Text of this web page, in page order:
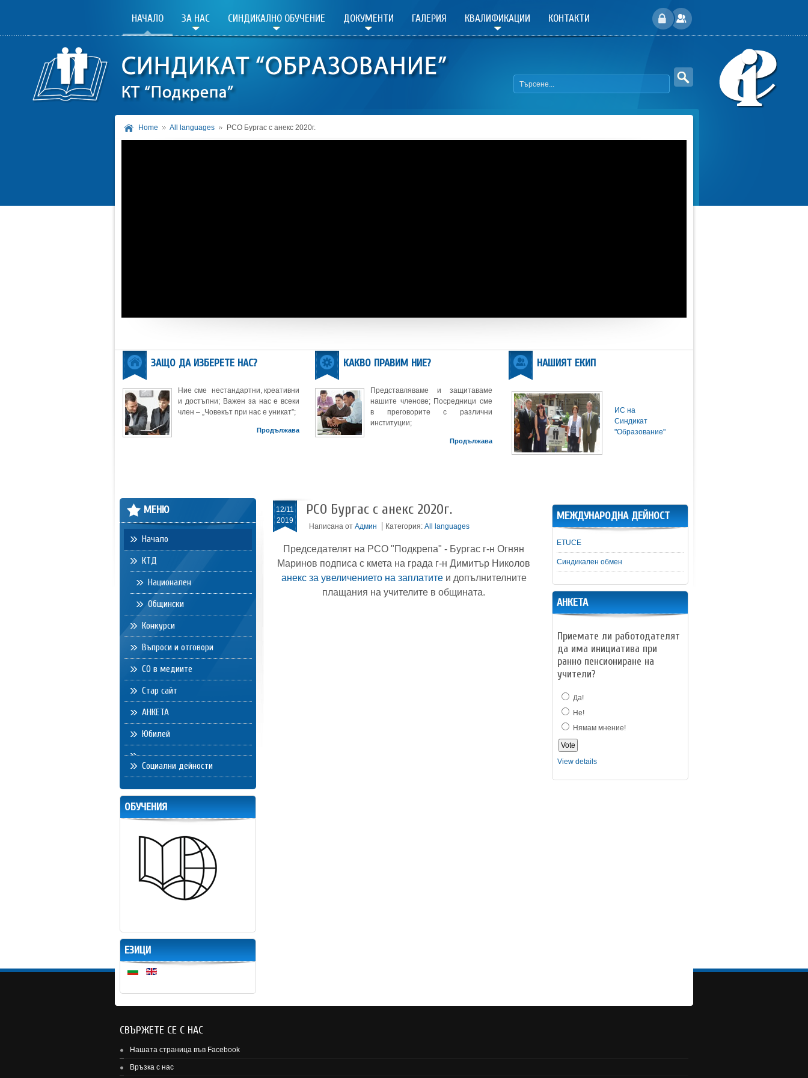
НАЧАЛО ЗА НАС СИНДИКАЛНО ОБУЧЕНИЕ ДОКУМЕНТИ ГАЛЕРИЯ КВАЛИФИКАЦИИ КОНТАКТИ
Home All languages РСО Бургас с анекс 2020г.
ЗАЩО ДА ИЗБЕРЕТЕ НАС?
Ние сме нестандартни, креативни
и достъпни; Важен за нас е всеки
член – „Човекът при нас е уникат”;
Продължава
КАКВО ПРАВИМ НИЕ?
Представляваме и защитаваме
нашите членове; Посредници сме
в преговорите с различни
институции;
Продължава
НАШИЯТ ЕКИП
ИС на
Синдикат
"Образование"
12/11
2019
РСО Бургас с анекс 2020г.
Написана от Админ Категория: All languages
Председателят на РСО "Подкрепа" - Бургас г-н Огнян
Маринов подписа с кмета на града г-н Димитър Николов
анекс за увеличението на заплатитеи допълнителните
плащания на учителите в общината.
МЕЖДУНАРОДНА ДЕЙНОСТ
ETUCE
Синдикален обмен
АНКЕТА
Приемате ли работодателят
да има инициатива при
ранно пенсиониране на
учители?
Да!
Не!
Нямам мнение!
View details
МЕНЮ
Начало
КТД
Национален
Общински
Конкурси
Въпроси и отговори
СО в медиите
Стар сайт
АНКЕТА
Юбилей
Социални дейности
ОБУЧЕНИЯ
ЕЗИЦИ
СВЪРЖЕТЕ СЕ С НАС
Нашата страница във Facebook
Връзка с нас